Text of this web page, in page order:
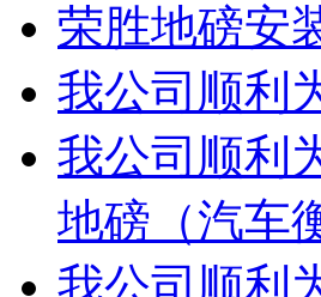
荣胜地磅安
我公司顺利
我公司顺利
地磅（汽车
我公司顺利